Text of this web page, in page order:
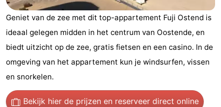
Vakantiehuizen
-
Breeduyn
-
Hippodroom
minutes
Strand
Geniet van de zee met dit top-appartement Fuji Ostend is
ideaal gelegen midden in het centrum van Oostende, en
biedt uitzicht op de zee, gratis fietsen en een casino. In de
omgeving van het appartement kun je windsurfen, vissen
en snorkelen.
Bekijk hier de prijzen en reserveer direct online